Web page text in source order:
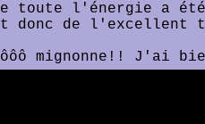
toute l'énergie a été
et donc de l'excellent
mignonne!! J'ai